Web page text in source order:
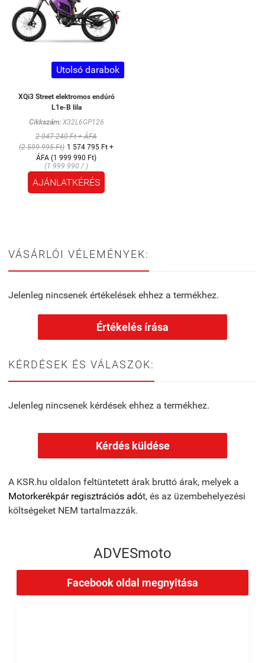
Utolsó darabok
XQi3 Street elektromos endúró
L1e-B lila
Cikkszám:X32L6GP126
2 047 240 Ft + ÁFA
(2 599 995 Ft) 1 574 795 Ft +
ÁFA (1 999 990 Ft)
(1 999 990 / )
AJÁNLATKÉRÉS
VÁSÁRLÓI VÉLEMÉNYEK:
Jelenleg nincsenek értékelések ehhez a termékhez.
Értékelés írása
KÉRDÉSEK ÉS VÁLASZOK:
Jelenleg nincsenek kérdések ehhez a termékhez.
Kérdés küldése
A KSR.hu oldalon feltüntetett árak bruttó árak, melyek a
Motorkerékpár regisztrációs adót, és az üzembehelyezési
költségeket NEM tartalmazzák.
ADVESmoto
Facebook oldal megnyitása